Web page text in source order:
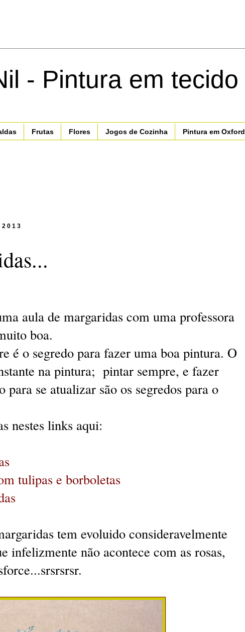
- Pintura em tecido
Frutas Flores Jogos de Cozinha Pintura em Oxford
aula de margaridas com uma professora
boa.
é o segredo para fazer uma boa pintura. O
na pintura; pintar sempre, e fazer
para se atualizar são os segredos para o
nestes links aqui:
tulipas e borboletas
tem evoluido consideravelmente
infelizmente não acontece com as rosas,